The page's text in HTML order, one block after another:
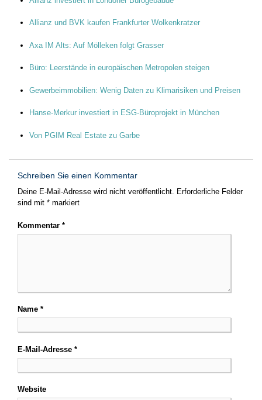
Allianz und BVK kaufen Frankfurter Wolkenkratzer
Axa IM Alts: Auf Mölleken folgt Grasser
Büro: Leerstände in europäischen Metropolen steigen
Gewerbeimmobilien: Wenig Daten zu Klimarisiken und Preisen
Hanse-Merkur investiert in ESG-Büroprojekt in München
Von PGIM Real Estate zu Garbe
Schreiben Sie einen Kommentar
Deine E-Mail-Adresse wird nicht veröffentlicht. Erforderliche Felder
sind mit * markiert
Kommentar *
Name *
E-Mail-Adresse *
Website